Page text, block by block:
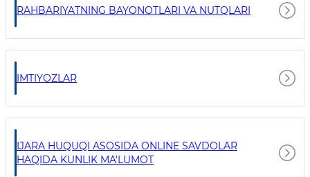
RAHBARIYATNING BAYONOTLARI VA NUTQLARI
IMTIYOZLAR
IJARA HUQUQI ASOSIDA ONLINE SAVDOLAR
HAQIDA KUNLIK MA'LUMOT